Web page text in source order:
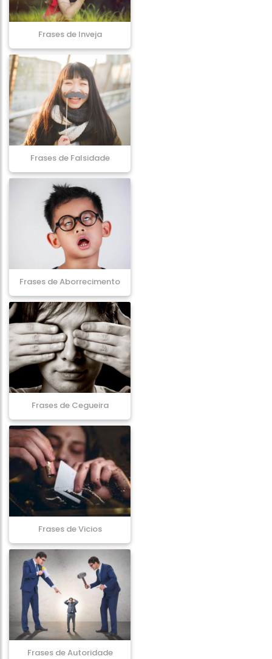
Frases de Inveja
Frases de Falsidade
Frases de Aborrecimento
Frases de Cegueira
Frases de Vicios
Frases de Autoridade